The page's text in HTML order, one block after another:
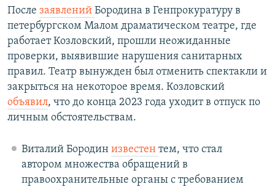
После заявлений Бородина в Генпрокуратуру в
петербургском Малом драматическом театре, где
работает Козловский, прошли неожиданные
проверки, выявившие нарушения санитарных
правил. Театр вынужден был отменить спектакли и
закрыться на некоторое время. Козловский
объявил, что до конца 2023 года уходит в отпуск по
личным обстоятельствам.
Виталий Бородин известен тем, что стал
автором множества обращений в
правоохранительные органы с требованием